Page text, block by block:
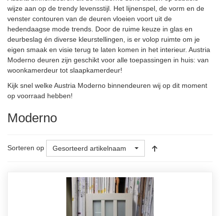
wijze aan op de trendy levensstijl. Het lijnenspel, de vorm en de
venster contouren van de deuren vloeien voort uit de
hedendaagse mode trends. Door de ruime keuze in glas en
deurbeslag én diverse kleurstellingen, is er volop ruimte om je
eigen smaak en visie terug te laten komen in het interieur. Austria
Moderno deuren zijn geschikt voor alle toepassingen in huis: van
woonkamerdeur tot slaapkamerdeur!
Kijk snel welke Austria Moderno binnendeuren wij op dit moment
op voorraad hebben!
Moderno
Sorteren op Gesorteerd artikelnaam